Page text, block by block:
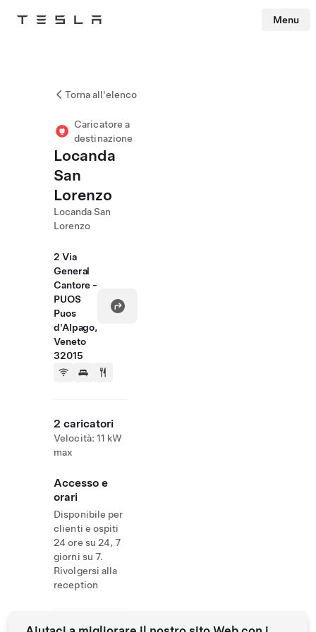
Tesla Menu
Torna all'elenco
Caricatore a
destinazione
Locanda
San
Lorenzo
Locanda San
Lorenzo
2 Via
General
Cantore -
PUOS
Puos
d'Alpago,
Veneto
32015
2 caricatori
Velocità: 11 kW
max
Accesso e
orari
Disponibile per
clienti e ospiti
24 ore su 24, 7
giorni su 7.
Rivolgersi alla
reception